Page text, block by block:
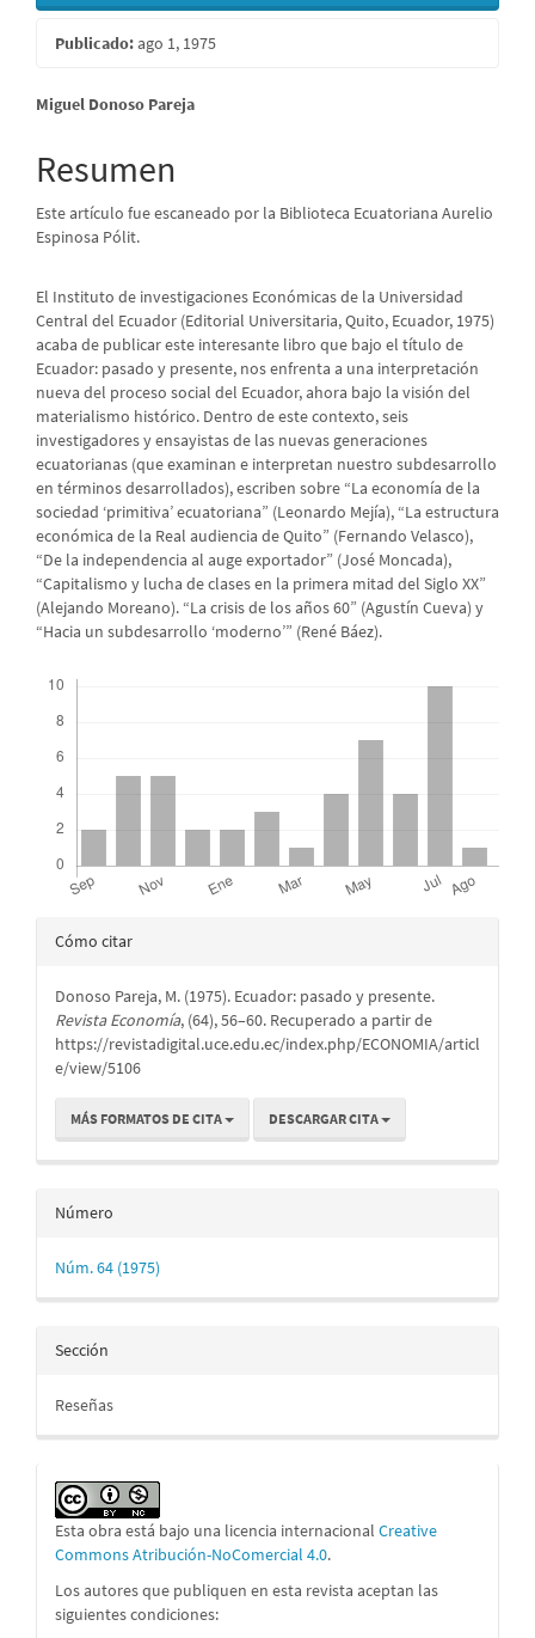
Publicado:ago 1, 1975
Contenido
principal
del
artículo
Miguel Donoso Pareja
Resumen
Este artículo fue escaneado por la Biblioteca Ecuatoriana Aurelio
Espinosa Pólit.
El Instituto de investigaciones Económicas de la Universidad
Central del Ecuador (Editorial Universitaria, Quito, Ecuador, 1975)
acaba de publicar este interesante libro que bajo el título de
Ecuador: pasado y presente, nos enfrenta a una interpretación
nueva del proceso social del Ecuador, ahora bajo la visión del
materialismo histórico. Dentro de este contexto, seis
investigadores y ensayistas de las nuevas generaciones
ecuatorianas (que examinan e interpretan nuestro subdesarrollo
en términos desarrollados), escriben sobre “La economía de la
sociedad ‘primitiva’ ecuatoriana” (Leonardo Mejía), “La estructura
económica de la Real audiencia de Quito” (Fernando Velasco),
“De la independencia al auge exportador” (José Moncada),
“Capitalismo y lucha de clases en la primera mitad del Siglo XX”
(Alejando Moreano). “La crisis de los años 60” (Agustín Cueva) y
“Hacia un subdesarrollo ‘moderno’” (René Báez).
Detalles
artículo
Cómo citar
Donoso Pareja, M. (1975). Ecuador: pasado y presente.
Revista Economía, (64), 56–60. Recuperado a partir de
https://revistadigital.uce.edu.ec/index.php/ECONOMIA/articl
e/view/5106
MÁS FORMATOS DE CITA DESCARGAR CITA
Número
Núm. 64 (1975)
Sección
Reseñas
Esta obra está bajo una licencia internacional Creative
Commons Atribución-NoComercial 4.0.
Los autores que publiquen en esta revista aceptan las
siguientes condiciones: